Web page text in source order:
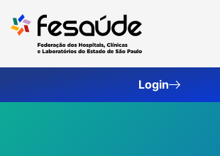
para
Login